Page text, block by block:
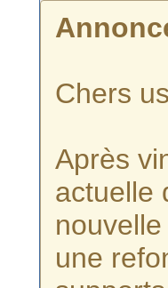
Chers
Après
actuelle
une